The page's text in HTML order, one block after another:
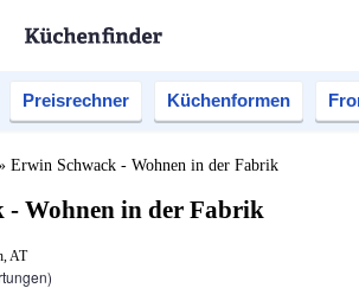
Preisrechner Küchenformen
Erwin Schwack - Wohnen in der Fabrik
- Wohnen in der Fabrik
AT